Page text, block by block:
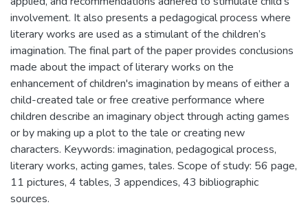
involvement. It also presents a pedagogical process where
literary works are used as a stimulant of the children’s
imagination. The final part of the paper provides conclusions
made about the impact of literary works on the
enhancement of children's imagination by means of either a
child-created tale or free creative performance where
children describe an imaginary object through acting games
or by making up a plot to the tale or creating new
characters. Keywords: imagination, pedagogical process,
literary works, acting games, tales. Scope of study: 56 page,
11 pictures, 4 tables, 3 appendices, 43 bibliographic
sources.